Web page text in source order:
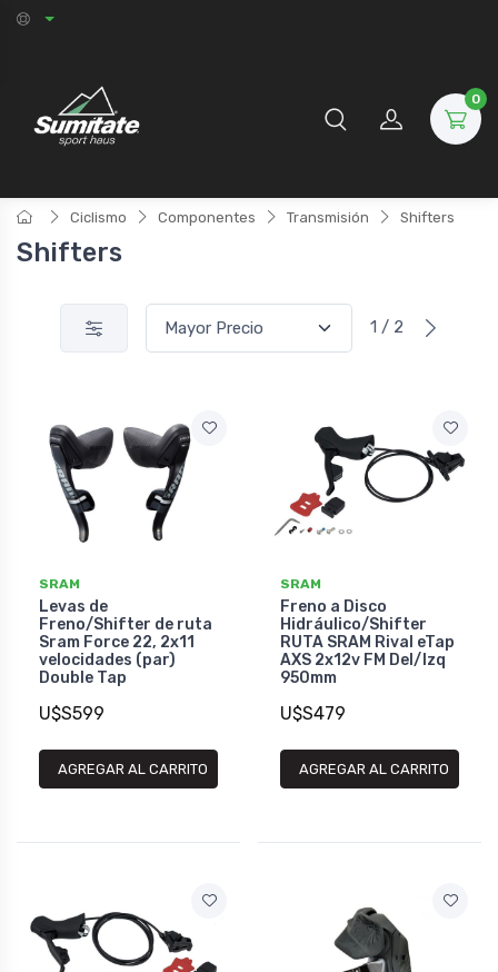
0
Ciclismo Componentes Transmisión Shifters
Shifters
1 / 2
SRAM
Levas de
Freno/Shifter de ruta
Sram Force 22, 2x11
velocidades (par)
Double Tap
U$S599
AGREGAR AL CARRITO
SRAM
Freno a Disco
Hidráulico/Shifter
RUTA SRAM Rival eTap
AXS 2x12v FM Del/Izq
950mm
U$S479
AGREGAR AL CARRITO